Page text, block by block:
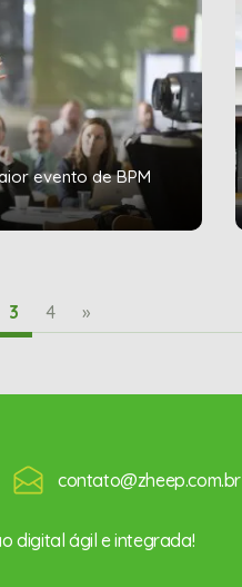
evento de BPM
3 4 »
contato@zheep.com.br
digital ágil e integrada!